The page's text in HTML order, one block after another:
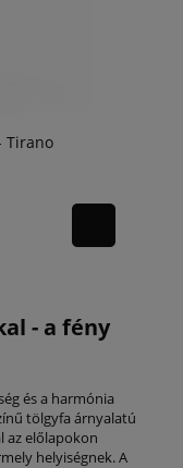
Tirano
- a fény
és a harmónia
tölgyfa árnyalatú
az előlapokon
helyiségnek. A